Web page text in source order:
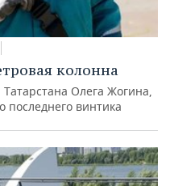
колонна
Олега Жогина,
последнего винтика